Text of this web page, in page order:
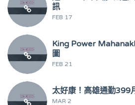
訊
FEB 17
King Power
圖
FEB 21
太好康！高雄通勤399
MAR 2